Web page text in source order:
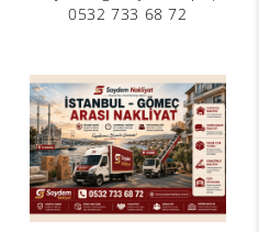
0532 733 68 72